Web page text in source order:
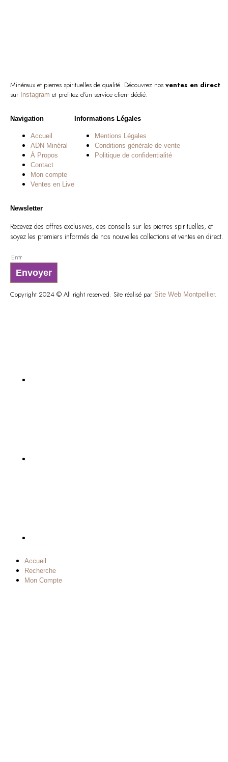
Minéraux et pierres spirituelles de qualité. Découvrez nos ventes en direct
sur Instagram et profitez d’un service client dédié.
Navigation
Accueil
ADN Minéral
À Propos
Contact
Mon compte
Ventes en Live
Informations Légales
Mentions Légales
Conditions générale de vente
Politique de confidentialité
Newsletter
Recevez des offres exclusives, des conseils sur les pierres spirituelles, et
soyez les premiers informés de nos nouvelles collections et ventes en direct.
Envoyer
Copyright 2024 © All right reserved. Site réalisé par Site Web Montpellier.
Accueil
Recherche
Mon Compte